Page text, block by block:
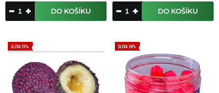
DO KOŠÍKU DO KOŠÍKU
SLEVA 20% SLEVA 20%